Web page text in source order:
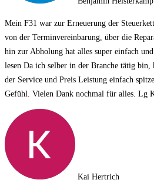
Mein F31 war zur Erneuerung der
von der Terminvereinbarung, über die
hin zur Abholung hat alles super einfach
lesen Da ich selber in der Branche tätig bin,
der Service und Preis Leistung einfach
Gefühl. Vielen Dank nochmal für alles. Lg
Kai Hertrich